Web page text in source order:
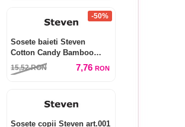
-50%
Sosete baieti Steven
Cotton Candy Bamboo
art.145
15,52RON 7,76 RON
Sosete copii Steven art.001